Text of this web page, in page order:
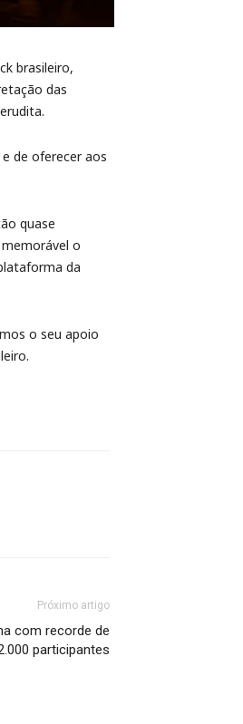
brasileiro,
das
de oferecer aos
quase
o
da
o seu apoio
Próximo artigo
com recorde de
participantes